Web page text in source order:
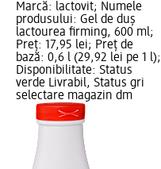
Marcă: lactovit; Numele
produsului: Gel de duș
lactourea firming, 600 ml;
Preț: 17,95 lei; Preț de
bază: 0,6 l (29,92 lei pe 1 l);
Disponibilitate: Status
verde Livrabil, Status gri
selectare magazin dm